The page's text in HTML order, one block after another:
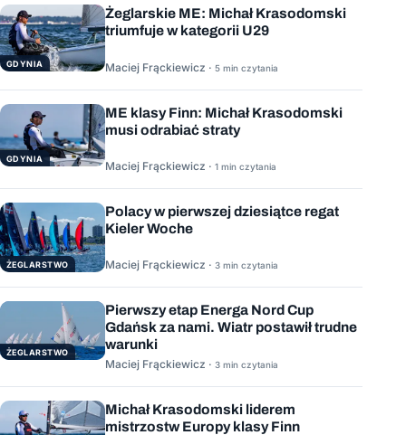
GDYNIA
Żeglarskie ME: Michał Krasodomski
triumfuje w kategorii U29
Maciej Frąckiewicz · 5 min czytania
GDYNIA
ME klasy Finn: Michał Krasodomski
musi odrabiać straty
Maciej Frąckiewicz · 1 min czytania
ŻEGLARSTWO
Polacy w pierwszej dziesiątce regat
Kieler Woche
Maciej Frąckiewicz · 3 min czytania
ŻEGLARSTWO
Pierwszy etap Energa Nord Cup
Gdańsk za nami. Wiatr postawił trudne
warunki
Maciej Frąckiewicz · 3 min czytania
Michał Krasodomski liderem
mistrzostw Europy klasy Finn